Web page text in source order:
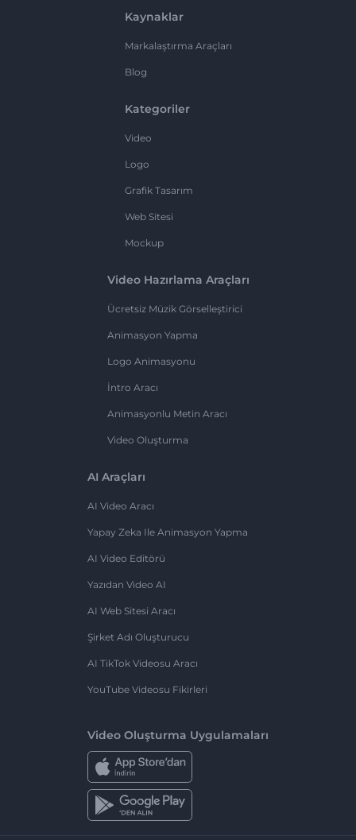
Kaynaklar
Markalaştırma Araçları
Blog
Kategoriler
Video
Logo
Grafik Tasarım
Web Sitesi
Mockup
Video Hazırlama Araçları
Ücretsiz Müzik Görselleştirici
Animasyon Yapma
Logo Animasyonu
İntro Aracı
Animasyonlu Metin Aracı
Video Oluşturma
AI Araçları
AI Video Aracı
Yapay Zeka Ile Animasyon Yapma
AI Video Editörü
Yazıdan Video AI
AI Web Sitesi Aracı
Şirket Adı Oluşturucu
AI TikTok Videosu Aracı
YouTube Videosu Fikirleri
Video Oluşturma Uygulamaları